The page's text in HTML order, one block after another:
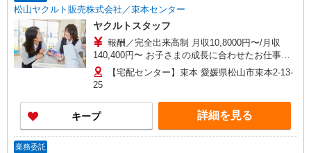
松山ヤクルト販売株式会社／束本センター
ヤクルトスタッフ
報酬／完全出来高制 月収10,8000円〜/月収
140,400円〜 お子さまの成長に合わせたお仕事の
仕方が出来るのが魅力です！ ※収入補償／基本4
か月 ［1］扶養内の場合 10.2万/月 ［2］扶養外
修期間を除く） ※研修期間中は日当支払いあり 収
入保障期間：4か月
【宅配センター】束本 愛媛県松山市束本2-13-
25
キープ 詳細を見る
業務委託